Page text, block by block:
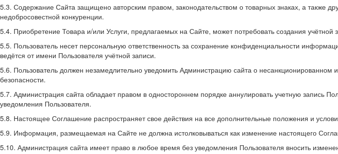
5.3. Содержание Сайта защищено авторским правом, законодательством о товарных знаках, а также
недобросовестной конкуренции.
5.4. Приобретение Товара и/или Услуги, предлагаемых на Сайте, может потребовать создания учётной
5.5. Пользователь несет персональную ответственность за сохранение конфиденциальности
ведётся от имени Пользователя учётной записи.
5.6. Пользователь должен незамедлительно уведомить Администрацию сайта о
безопасности.
5.7. Администрация сайта обладает правом в одностороннем порядке аннулировать учетную запись
уведомления Пользователя.
5.8. Настоящее Соглашение распространяет свое действия на все дополнительные положения и
5.9. Информация, размещаемая на Сайте не должна истолковываться как изменение настоящего
5.10. Администрация сайта имеет право в любое время без уведомления Пользователя вносить